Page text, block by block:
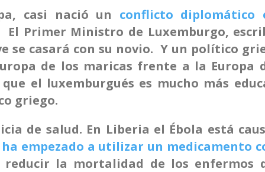
casi nació un conflicto diplomático
El Primer Ministro de Luxemburgo,
se casará con su novio. Y un político
de los maricas frente a la Europa
el luxemburgués es mucho más
griego.
de salud. En Liberia el Ébola está
empezado a utilizar un medicamento
reducir la mortalidad de los enfermos